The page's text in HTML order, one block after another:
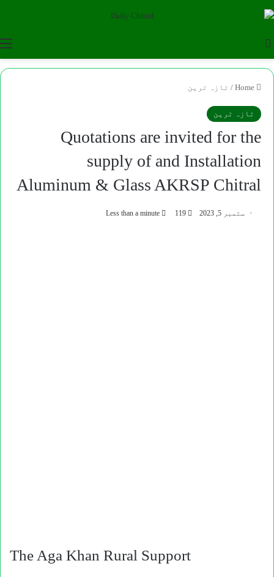
/ تازہ ترین
تازہ ترین
Quotations are invited for the
supply of and Installation
Aluminum & Glass AKRSP Chitral
ستمبر 5, 2023 119
The Aga Khan Rural Support